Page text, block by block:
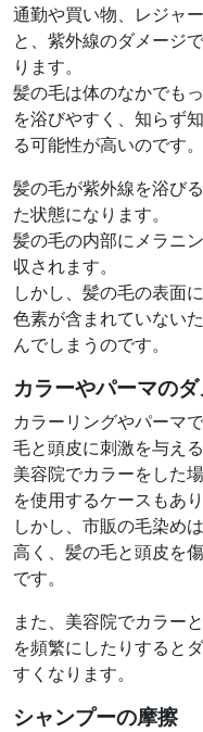
通勤や買い物、レジャ
と、紫外線のダメージ
ります。
髪の毛は体のなかでも
を浴びやすく、知らず
る可能性が高いのです。
髪の毛が紫外線を浴び
た状態になります。
髪の毛の内部にメラニ
収されます。
しかし、髪の毛の表面
色素が含まれていない
んでしまうのです。
カラーやパーマの
カラーリングやパーマ
毛と頭皮に刺激を与え
美容院でカラーをした
を使用するケースもあり
しかし、市販の毛染め
高く、髪の毛と頭皮を
です。
また、美容院でカラー
を頻繁にしたりすると
すくなります。
シャンプーの摩擦